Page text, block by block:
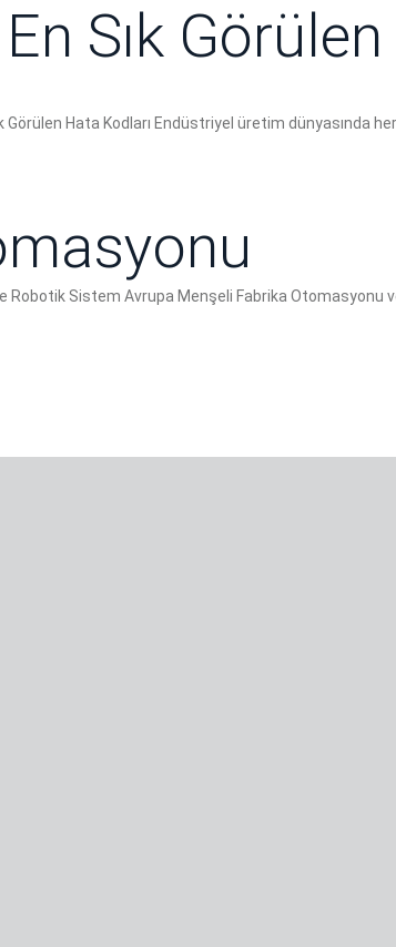
Sık
Görülen Hata Kodları Endüstriyel üretim dünyasında
Robotik Sistem Avrupa Menşeli Fabrika